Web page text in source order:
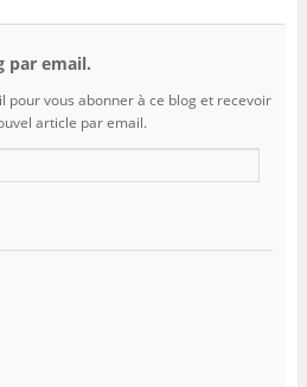
par email.
pour vous abonner à ce blog et recevoir
article par email.